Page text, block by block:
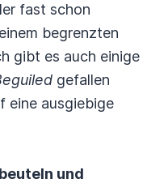
fast schon
begrenzten
gibt es auch einige
gefallen
eine ausgiebige
und